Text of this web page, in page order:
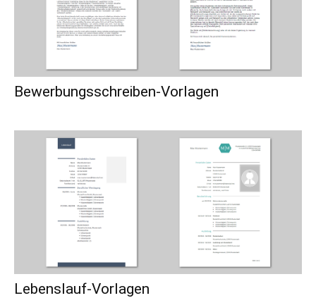
Bewerbungsschreiben-Vorlagen
Lebenslauf-Vorlagen